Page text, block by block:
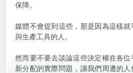
保障。
媒體不會提到這些，那是因為這樣
與生產工具的人。
然而要不要去談論這些決定權在各
新分配的實際問題，讓我們周遭的